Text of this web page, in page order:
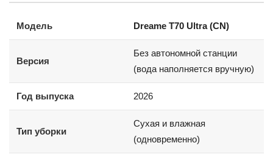
Модель Dreame T70 Ultra (CN)
Версия
Без автономной станции
(вода наполняется вручную)
Год выпуска 2026
Тип уборки
Сухая и влажная
(одновременно)